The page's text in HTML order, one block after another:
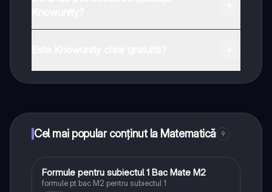
Cel mai popular conținut la Matematică 9
Matematică
Formule pentru subiectul 1 Bac Mate M2
formule pt bac M2 pentru subiectul 1